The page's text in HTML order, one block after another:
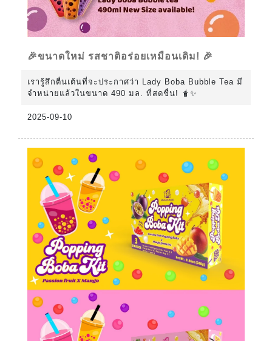
🎉ขนาดใหม่ รสชาติอร่อยเหมือนเดิม! 🎉
เรารู้สึกตื่นเต้นที่จะประกาศว่า Lady Boba Bubble Tea มี
จำหน่ายแล้วในขนาด 490 มล. ที่สดชื่น! 🧋✨
2025-09-10